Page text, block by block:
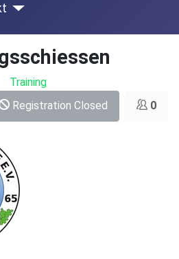
Training
Registration Closed
0